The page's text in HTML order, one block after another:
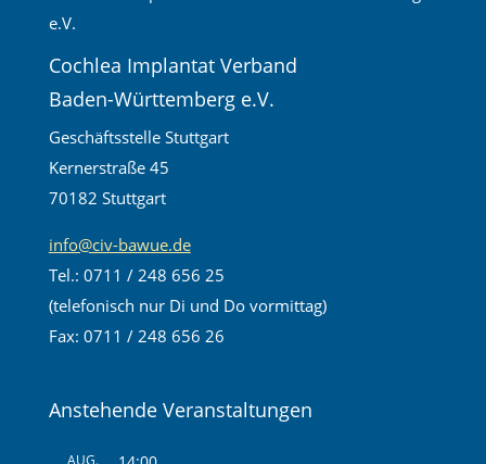
Cochlea Implantat Verband
Baden-Württemberg e.V.
Geschäftsstelle Stuttgart
Kernerstraße 45
70182 Stuttgart
info@civ-bawue.de
Tel.: 0711 / 248 656 25
(telefonisch nur Di und Do vormittag)
Fax: 0711 / 248 656 26
Anstehende Veranstaltungen